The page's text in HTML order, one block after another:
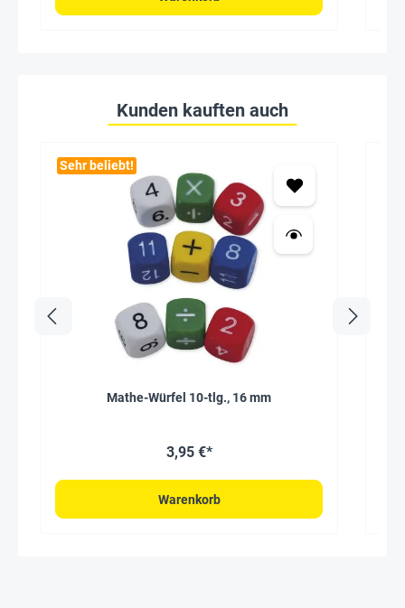
Kunden kauften auch
Sehr beliebt!
Mathe-Würfel 10-tlg., 16 mm
3,95 €*
Warenkorb